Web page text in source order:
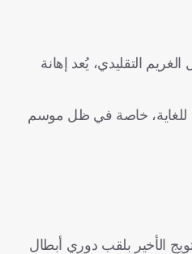
التقليدي، يُعد إهانة
للغاية، خاصة في ظل موسم
الأخير بلقب دوري أبطال